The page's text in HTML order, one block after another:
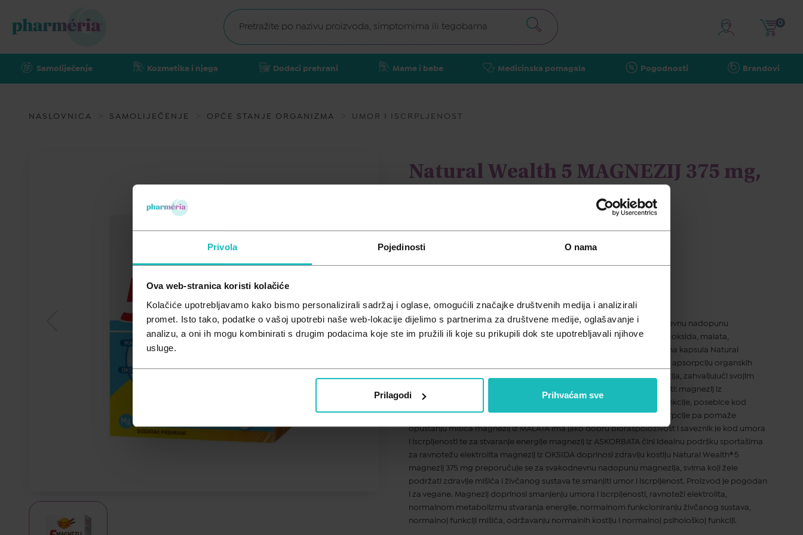
Privola Pojedinosti O nama
Ova web-stranica koristi kolačiće
Kolačiće upotrebljavamo kako bismo personalizirali sadržaj i oglase, omogućili značajke društvenih medija i analizirali
promet. Isto tako, podatke o vašoj upotrebi naše web-lokacije dijelimo s partnerima za društvene medije, oglašavanje i
analizu, a oni ih mogu kombinirati s drugim podacima koje ste im pružili ili koje su prikupili dok ste upotrebljavali njihove
usluge.
Prilagodi Prihvaćam sve
Samoliječenje Kozmetika i njega Dodaci prehrani Mame i bebe Medicinska pomagala Pogodnosti Brandovi
0
NASLOVNICA SAMOLIJEČENJE OPĆE STANJE ORGANIZMA UMOR I ISCRPLJENOST
Natural Wealth 5 MAGNEZIJ 375 mg,
12,74 €
Natural Wealth® 5 MAGNEZIJ 375 mg dodatak je prehrani za svakodnevnu nadopunu
magnezija. Sadrži punu dnevnu dozu magnezija iz 5 različitih izvora - oksida, malata,
bisglicinata, citrata i askorbata za 5 puta veću iskoristivost. Samo jedna kapsula Natural
Wealth® 5 magnezija dnevno osigurava 5 puta veću iskoristivost, brzu apsorpciju organskih
oblika te visoku bioraspoloživost u organizmu. Različiti oblici magnezija, zahvaljujući svojim
strukturnim svojstvima, mogu biti odličan izbor za specifične okolnosti: magnezij iz
BISGLICINATA koristan je za zdravlje živčanog sustava i psihološke funkcije, posebice kod
stresa i napetosti magnezij iz organskog oblika CITRATA brze je apsorpcije pa pomaže
opuštanju mišića magnezij iz MALATA ima jako dobru bioraspoloživost i saveznik je kod umora
i iscrpljenosti te za stvaranje energije magnezij iz ASKORBATA čini idealnu podršku sportašima
za ravnotežu elektrolita magnezij iz OKSIDA doprinosi zdravlju kostiju Natural Wealth® 5
magnezij 375 mg preporučuje se za svakodnevnu nadopunu magnezija, svima koji žele
podržati zdravlje mišića i živčanog sustava te smanjiti umor i iscrpljenost. Proizvod je pogodan
i za vegane. Magnezij doprinosi smanjenju umora i iscrpljenosti, ravnoteži elektrolita,
normalnom metabolizmu stvaranja energije, normalnom funkcioniranju živčanog sustava,
normalnoj funkciji mišića, održavanju normalnih kostiju i normalnoj psihološkoj funkciji.